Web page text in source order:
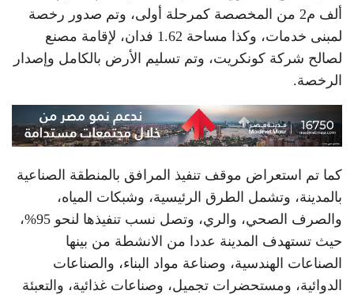
ألف م2 من المخصصة كمرحلة أولى، وتم صدور رخصة
لمبنى خدمات، وكذا مساحة 1.62 فدان، لإقامة مصنع
لصالح شركة كونكريت، وتم تسليم الأرض بالكامل وإصدار
الرخصة.
كما تم استعراض موقف تنفيذ المرافق بالمنطقة الصناعية
بالمدينة، وتشمل الطرق الرئيسية، وشبكات المياه،
والصرف الصحي، والري، وتصل نسب تنفيذها لنحو 95%،
حيث تستهدف المدينة عددا من الانشطة من بينها
الصناعات الهندسية، وصناعة مواد البناء، والصناعات
الدوائية، ومستحضرات تجميل، وصناعات غذائية، والتعبئة